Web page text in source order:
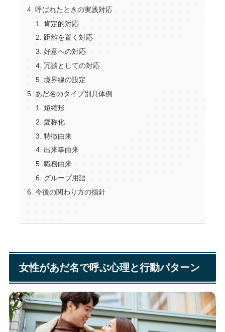
呼ばれたときの実践対応
肯定的対応
距離を置く対応
好意への対応
冗談としての対応
境界線の設定
あだ名のタイプ別具体例
短縮形
愛称化
特徴由来
出来事由来
職務由来
グループ用語
今後の関わり方の指針
女性があだ名で呼ぶ心理と行動パターン